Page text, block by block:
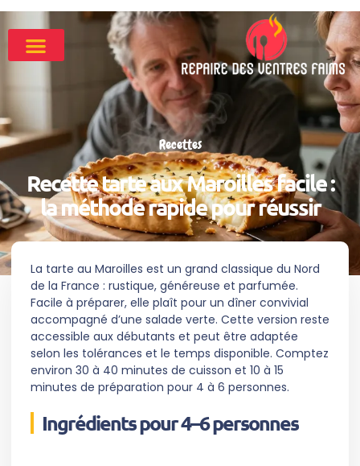
Recettes
Recette tarte aux Maroilles facile :
la méthode rapide pour réussir
La tarte au Maroilles est un grand classique du Nord
de la France : rustique, généreuse et parfumée.
Facile à préparer, elle plaît pour un dîner convivial
accompagné d’une salade verte. Cette version reste
accessible aux débutants et peut être adaptée
selon les tolérances et le temps disponible. Comptez
environ 30 à 40 minutes de cuisson et 10 à 15
minutes de préparation pour 4 à 6 personnes.
Ingrédients pour 4–6 personnes